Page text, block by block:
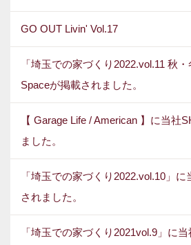
GO OUT Livin' Vol.17
「埼玉での家づくり2022.vol.11 秋
Spaceが掲載されました。
【 Garage Life / American 】に当社
ました。
「埼玉での家づくり2022.vol.10」
されました。
「埼玉での家づくり2021vol.9」に